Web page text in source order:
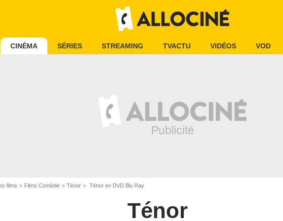
CINÉMA SÉRIES STREAMING TVACTU VIDÉOS VOD
films Films Comédie Ténor Ténor en DVD Blu Ray
Ténor